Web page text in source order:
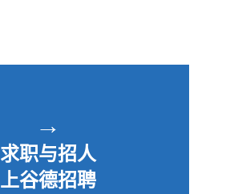
→
求职与招人
上谷德招聘